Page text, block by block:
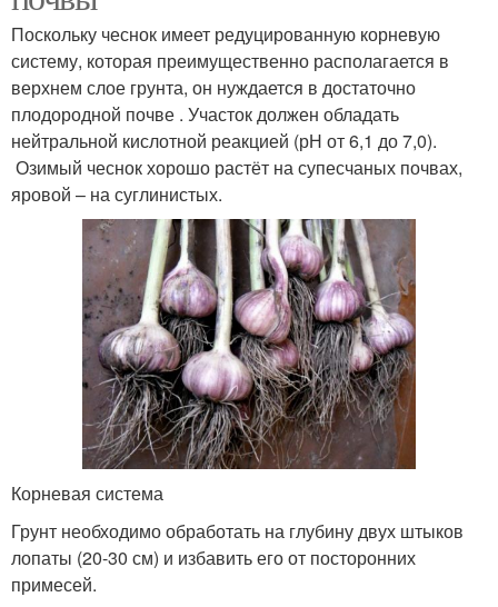
Поскольку чеснок имеет редуцированную корневую
систему, которая преимущественно располагается в
верхнем слое грунта, он нуждается в достаточно
плодородной почве . Участок должен обладать
нейтральной кислотной реакцией (рН от 6,1 до 7,0).
Озимый чеснок хорошо растёт на супесчаных почвах,
яровой – на суглинистых.
Корневая система
Грунт необходимо обработать на глубину двух штыков
лопаты (20-30 см) и избавить его от посторонних
примесей.